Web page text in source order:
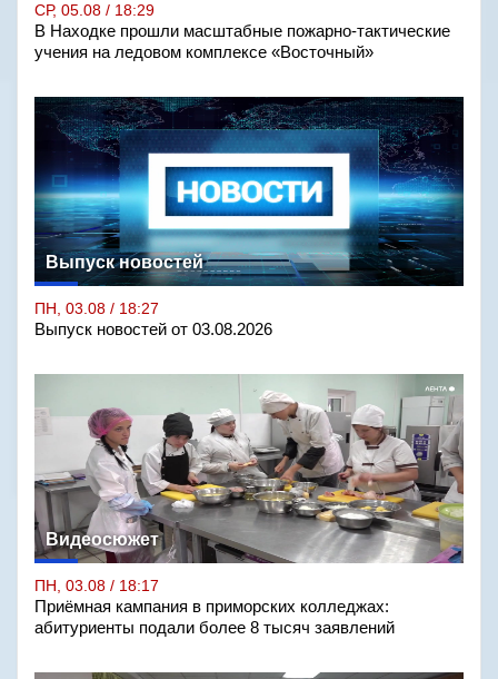
СР, 05.08 / 18:29
В Находке прошли масштабные пожарно-тактические
учения на ледовом комплексе «Восточный»
Выпуск новостей
ПН, 03.08 / 18:27
Выпуск новостей от 03.08.2026
Видеосюжет
ПН, 03.08 / 18:17
Приёмная кампания в приморских колледжах:
абитуриенты подали более 8 тысяч заявлений